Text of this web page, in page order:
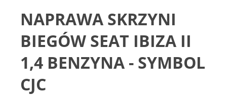
NAPRAWA SKRZYNI
BIEGÓW SEAT IBIZA II
1,4 BENZYNA - SYMBOL
CJC